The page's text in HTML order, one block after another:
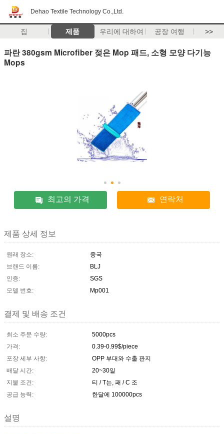
Dehao Textile Technology Co.,Ltd.
집 제품 우리에 대하여 공장 여행 >>
파란 380gsm Microfiber 젖은 Mop 패드, 소형 모양 다기능
Mops
최고의 가격 연락처
제품 상세 정보
원래 장소:
중국
브랜드 이름:
BLJ
인증:
SGS
모델 번호:
Mp001
결제 및 배송 조건
최소 주문 수량:
5000pcs
가격:
0.39-0.99$/piece
포장 세부 사항:
OPP 부대와 수출 판지
배달 시간:
20~30일
지불 조건:
티 / T는, 패 / C 조
공급 능력:
한달에 100000pcs
설명